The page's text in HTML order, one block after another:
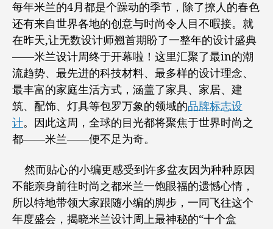
去
了
米
兰
设
计
周
搞
起
了
每年米兰的4月都是个躁动的季节，除了撩人的春色
还有来自世界各地的创意与时尚令人目不暇接。就
在昨天,让无数设计师翘首期盼了一整年的设计盛典
——米兰设计周终于开幕啦！这里汇聚了最in的潮
流趋势、最先进的科技材料、最多样的设计理念、
最丰富的家庭生活方式，涵盖了家具、家居、建
筑、配饰、灯具等包罗万象的领域的品牌标志设
计。因此这周，全球的目光都将聚焦于世界时尚之
都——米兰——便不足为奇。
然而贴心的小编更感受到许多盆友因为种种原因
不能亲身前往时尚之都米兰一饱眼福的遗憾心情，
所以特地带领大家跟随小编的脚步，一同飞往这个
年度盛会，揭晓米兰设计周上最神秘的“十个盒